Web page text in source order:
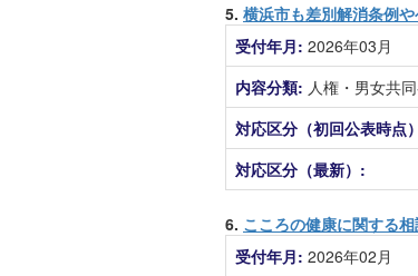
5. 横浜市も差別解消条例
受付年月: 2026年03月
内容分類: 人権・男女共
対応区分（初回公表時点
対応区分（最新）:
6. こころの健康に関する
受付年月: 2026年02月